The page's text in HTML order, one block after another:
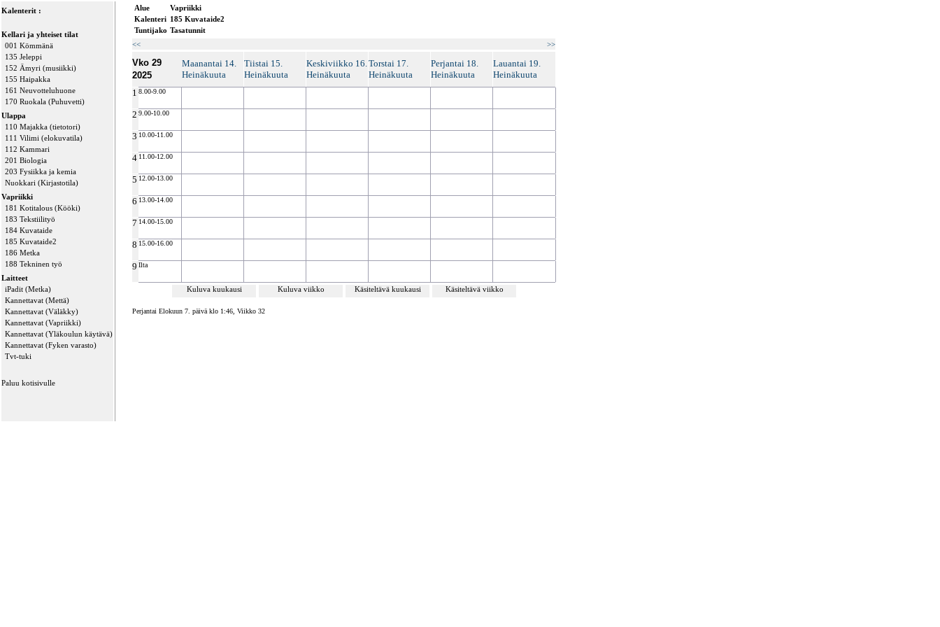
Kalenterit :
Kellari ja yhteiset tilat
001 Kömmänä
135 Jeleppi
152 Ämyri (musiikki)
155 Haipakka
161 Neuvotteluhuone
170 Ruokala (Puhuvetti)
Ulappa
110 Majakka (tietotori)
111 Vilimi (elokuvatila)
112 Kammari
201 Biologia
203 Fysiikka ja kemia
Nuokkari (Kirjastotila)
Vapriikki
181 Kotitalous (Kööki)
183 Tekstiilityö
184 Kuvataide
185 Kuvataide2
186 Metka
188 Tekninen työ
Laitteet
iPadit (Metka)
Kannettavat (Mettä)
Kannettavat (Väläkky)
Kannettavat (Vapriikki)
Kannettavat (Yläkoulun käytävä)
Kannettavat (Fyken varasto)
Tvt-tuki
Paluu kotisivulle
Alue
Vapriikki
Kalenteri 185 Kuvataide2
Tuntijako Tasatunnit
<<
>>
Vko 29
2025
Maanantai 14.
Heinäkuuta
Tiistai 15.
Heinäkuuta
Keskiviikko 16.
Heinäkuuta
Torstai 17.
Heinäkuuta
Perjantai 18.
Heinäkuuta
Lauantai 19.
Heinäkuuta
1 8.00-9.00
2 9.00-10.00
3 10.00-11.00
4 11.00-12.00
5 12.00-13.00
6 13.00-14.00
7 14.00-15.00
8 15.00-16.00
9 Ilta
Kuluva kuukausi Kuluva viikko Käsiteltävä kuukausi Käsiteltävä viikko
Perjantai Elokuun 7. päivä klo 1:46, Viikko 32